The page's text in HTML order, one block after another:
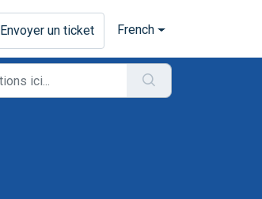
Envoyer un ticket French